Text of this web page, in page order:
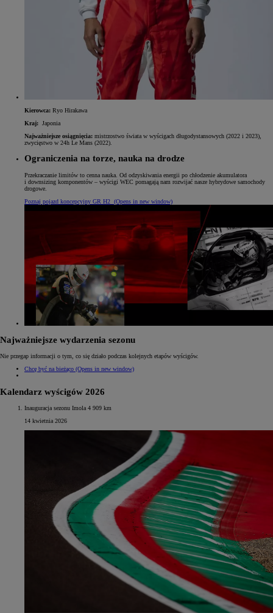
Kierowca: Ryo Hirakawa
Kraj: Japonia
Najważniejsze osiągnięcia: mistrzostwo świata w wyścigach długodystansowych (2022 i 2023),
zwycięstwo w 24h Le Mans (2022).
Ograniczenia na torze, nauka na drodze
Przekraczanie limitów to cenna nauka. Od odzyskiwania energii po chłodzenie akumulatora
i downsizing komponentów – wyścigi WEC pomagają nam rozwijać nasze hybrydowe samochody
drogowe.
Poznaj pojazd koncepcyjny GR H2 (Opens in new window)
Najważniejsze wydarzenia sezonu
Nie przegap informacji o tym, co się działo podczas kolejnych etapów wyścigów.
Chcę być na bieżąco (Opens in new window)
Kalendarz wyścigów 2026
Inauguracja sezonu Imola 4 909 km
14 kwietnia 2026